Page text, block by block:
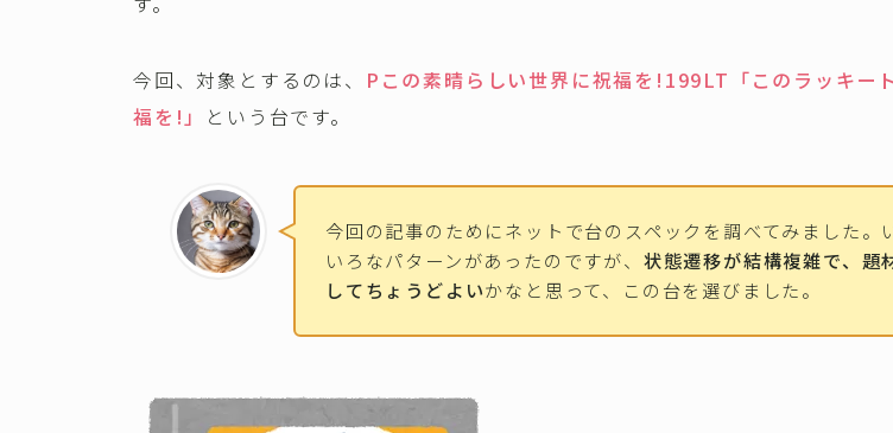
今回、対象とするのは、 Pこの素晴らしい世界に祝福を!199LT「このラッキー
福を!」
という台です。
今回の記事のためにネットで台のスペックを調べてみました。
いろなパターンがあったのですが、 状態遷移が結構複雑で、題
してちょうどよいかなと思って、この台を選びました。